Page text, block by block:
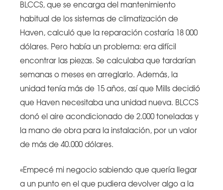
BLCCS, que se encarga del mantenimiento
habitual de los sistemas de climatización de
Haven, calculó que la reparación costaría 18 000
dólares. Pero había un problema: era difícil
encontrar las piezas. Se calculaba que tardarían
semanas o meses en arreglarlo. Además, la
unidad tenía más de 15 años, así que Mills decidió
que Haven necesitaba una unidad nueva. BLCCS
donó el aire acondicionado de 2.000 toneladas y
la mano de obra para la instalación, por un valor
de más de 40.000 dólares.
«Empecé mi negocio sabiendo que quería llegar
a un punto en el que pudiera devolver algo a la